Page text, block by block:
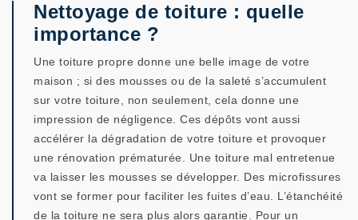
Nettoyage de toiture : quelle
importance ?
Une toiture propre donne une belle image de votre
maison ; si des mousses ou de la saleté s’accumulent
sur votre toiture, non seulement, cela donne une
impression de négligence. Ces dépôts vont aussi
accélérer la dégradation de votre toiture et provoquer
une rénovation prématurée. Une toiture mal entretenue
va laisser les mousses se développer. Des microfissures
vont se former pour faciliter les fuites d’eau. L’étanchéité
de la toiture ne sera plus alors garantie. Pour un